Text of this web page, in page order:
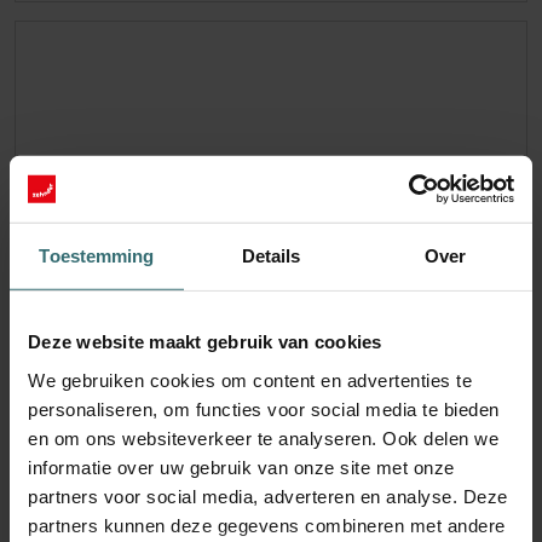
Toestemming Details Over
Deze website maakt gebruik van cookies
We gebruiken cookies om content en advertenties te
personaliseren, om functies voor social media te bieden
en om ons websiteverkeer te analyseren. Ook delen we
informatie over uw gebruik van onze site met onze
partners voor social media, adverteren en analyse. Deze
partners kunnen deze gegevens combineren met andere
System Protection Filter Set – Pingvin /